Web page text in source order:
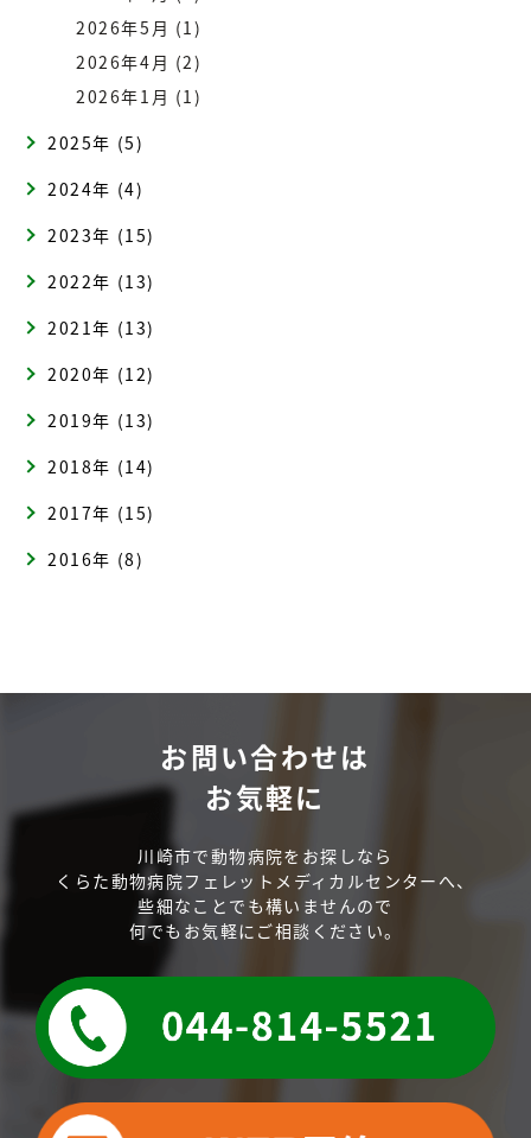
2026年5月 (1)
2026年4月 (2)
2026年1月 (1)
2025年 (5)
2024年 (4)
2023年 (15)
2022年 (13)
2021年 (13)
2020年 (12)
2019年 (13)
2018年 (14)
2017年 (15)
2016年 (8)
お問い合わせは
お気軽に
川崎市で動物病院をお探しなら
くらた動物病院フェレットメディカルセンターへ、
些細なことでも構いませんので
何でもお気軽にご相談ください。